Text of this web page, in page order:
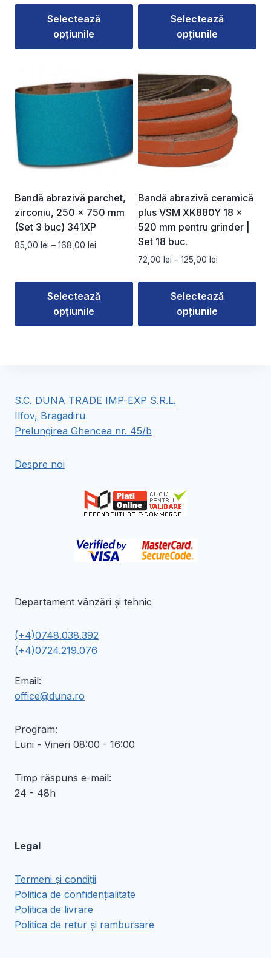
prețuri:
68,00 lei
Selectează
opțiunile
are
mai
multe
variații.
Opțiunile
pot
alese
în
pagina
144,00 lei
până
Selectează
opțiunile
produs
are
mai
multe
variații.
Opțiunile
pot
alese
în
pagina
produsului.
Bandă abrazivă parchet,
zirconiu, 250 x 750 mm
(Set 3 buc) 341XP
85,00 lei – 168,00 lei
85,00 lei
până
Selectează
opțiunile
variații.
Opțiunile
pot
alese
Bandă abrazivă ceramică
plus VSM XK880Y 18 ×
520 mm pentru grinder |
Set 18 buc.
72,00 lei – 125,00 lei
prețuri:
72,00 lei
Selectează
opțiunile
variații.
pot
pagina
produsului.
S.C. DUNA TRADE IMP-EXP S.R.L.
Ilfov, Bragadiru
Prelungirea Ghencea nr. 45/b
Despre noi
Departament vânzări și tehnic
(+4)0748.038.392
(+4)0724.219.076
Email:
office@duna.ro
Program:
Luni - Vineri 08:00 - 16:00
Timp răspuns e-mail:
24 - 48h
Legal
Termeni și condiții
Politica de confidențialitate
Politica de livrare
Politica de retur și rambursare